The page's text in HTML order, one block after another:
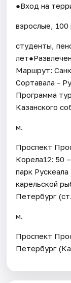
●Вход на
взрослые, 100
студенты,
Маршрут:
Сортавала -
Программа
Казанского
м.
Проспект
Корела12: 50
парк
карельской
Петербург (ст.
м.
Проспект
Петербург